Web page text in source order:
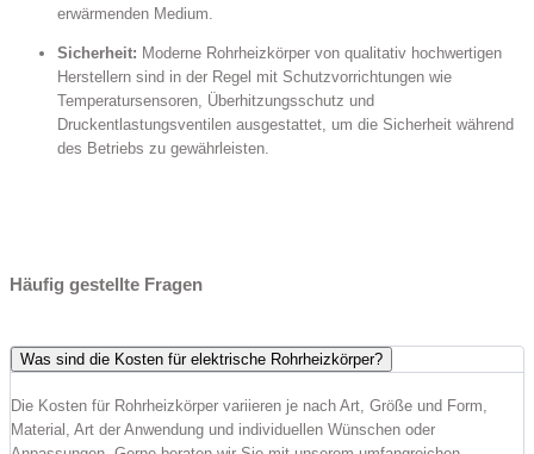
erwärmenden Medium.
Sicherheit: Moderne Rohrheizkörper von qualitativ hochwertigen
Herstellern sind in der Regel mit Schutzvorrichtungen wie
Temperatursensoren, Überhitzungsschutz und
Druckentlastungsventilen ausgestattet, um die Sicherheit während
des Betriebs zu gewährleisten.
Häufig gestellte Fragen
Was sind die Kosten für elektrische Rohrheizkörper?
Die Kosten für Rohrheizkörper variieren je nach Art, Größe und Form,
Material, Art der Anwendung und individuellen Wünschen oder